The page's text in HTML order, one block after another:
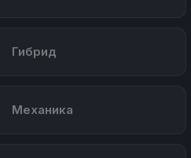
Гибрид
Механика